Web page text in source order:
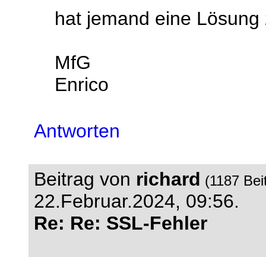
hat jemand eine
MfG
Enrico
Antworten
Beitrag von richard (1187
22.Februar.2024, 09:56.
Re: Re: SSL-Fehler